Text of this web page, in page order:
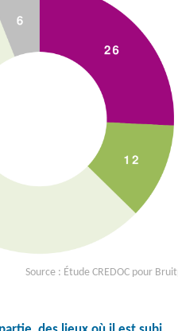
Source : Étude CREDOC pour